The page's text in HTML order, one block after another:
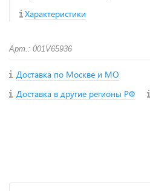
Характеристики
Арт.: 001V65936
Доставка по Москве и МО
Доставка в другие регионы РФ